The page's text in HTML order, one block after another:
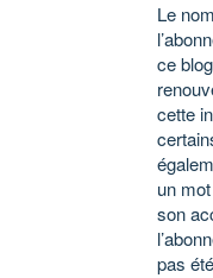
Le
ce
cette
un
son
pas